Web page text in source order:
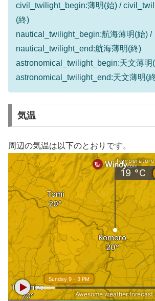
civil_twilight_begin:薄明(始) /
(終)
nautical_twilight_begin:航海薄明(始) /
nautical_twilight_end:航海薄明(終)
astronomical_twilight_begin:天文薄明
astronomical_twilight_end:天文薄明(
気温
周辺の気温は以下のとおりです。